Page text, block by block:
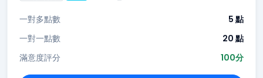
一對多點數
5 點
一對一點數
20 點
滿意度評分
100分